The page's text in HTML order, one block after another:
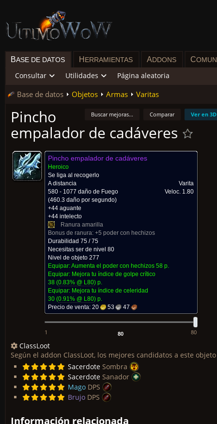
BASE DE DATOS H ERRAMIENTAS ADDONS C
Consultar Utilidades Página aleatoria
Base de datos Objetos Armas Varitas
Ver en 3D
Comparar
Buscar mejoras...
Pincho
empalador de cadáveres
Pincho empalador de cadáveres
Heroico
Se liga al recogerlo
A distancia
Varita
580 - 1077 daño de Fuego
Veloc. 1.80
(460.3 daño por segundo)
+44 aguante
+44 intelecto
Ranura amarilla
Bonus de ranura: +5 poder con hechizos
Durabilidad 75 / 75
Necesitas ser de nivel 80
Nivel de objeto 277
Equipar: Aumenta el poder con hechizos 58 p.
Equipar: Mejora tu índice de golpe crítico
38 (0.83% @ L80) p.
Equipar: Mejora tu índice de celeridad
30 (0.91% @ L80) p.
Precio de venta: 20 53 47
1 80
ClassLoot
Según el addon ClassLoot, los mejores candidatos a este
Sacerdote Sombra
Sacerdote Sanador
Mago DPS
Brujo DPS
Información relacionada